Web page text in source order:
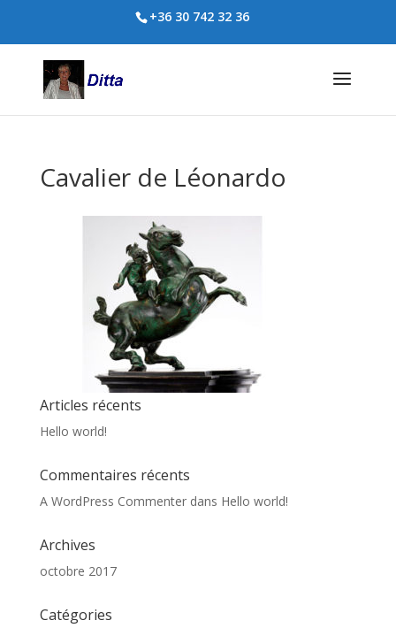
+36 30 742 32 36
Cavalier de Léonardo
Articles récents
Hello world!
Commentaires récents
A WordPress Commenterdans Hello world!
Archives
octobre 2017
Catégories